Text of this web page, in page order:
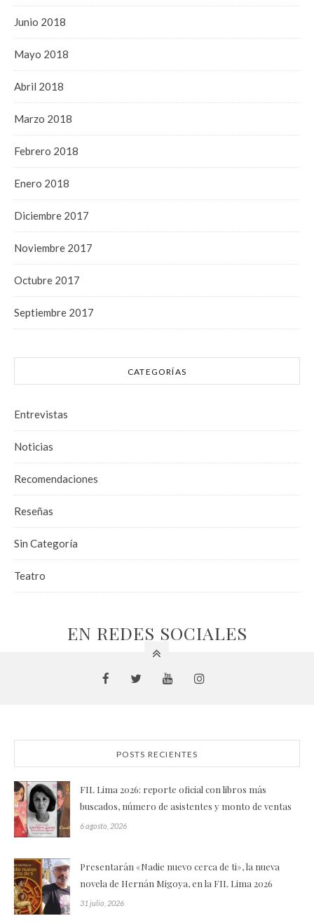
Junio 2018
Mayo 2018
Abril 2018
Marzo 2018
Febrero 2018
Enero 2018
Diciembre 2017
Noviembre 2017
Octubre 2017
Septiembre 2017
CATEGORÍAS
Entrevistas
Noticias
Recomendaciones
Reseñas
Sin Categoría
Teatro
EN REDES SOCIALES
POSTS RECIENTES
FIL Lima 2026: reporte oficial con libros más
buscados, número de asistentes y monto de ventas
6 agosto, 2026
Presentarán «Nadie nuevo cerca de ti», la nueva
novela de Hernán Migoya, en la FIL Lima 2026
31 julio, 2026